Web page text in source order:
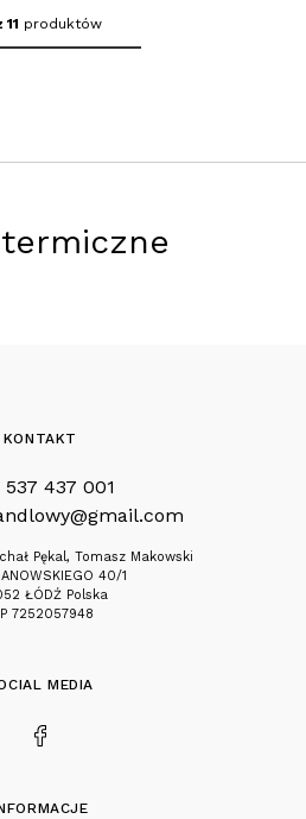
11 produktów
KONTAKT
537 437 001
Pękal, Tomasz Makowski
40/1
ŁÓDŹ Polska
7252057948
MEDIA